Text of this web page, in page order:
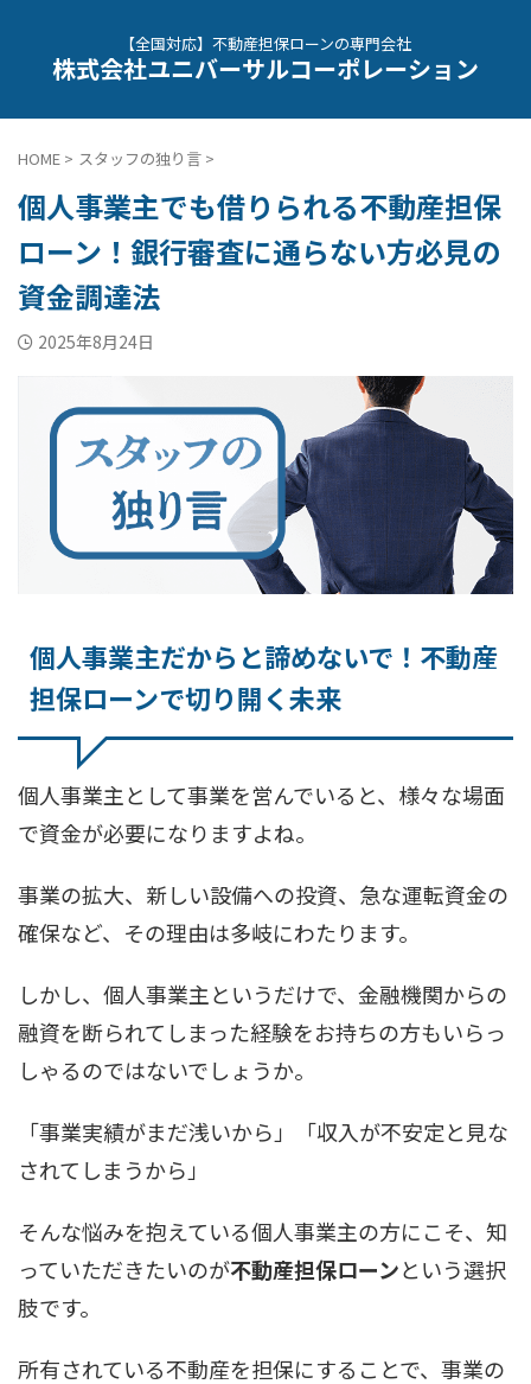
【全国対応】不動産担保ローンの専門会社
株式会社ユニバーサルコーポレーション
HOME > スタッフの独り言 >
個人事業主でも借りられる不動産担保
ローン！銀行審査に通らない方必見の
資金調達法
2025年8月24日
個人事業主だからと諦めないで！不動産
担保ローンで切り開く未来
個人事業主として事業を営んでいると、様々な場面
で資金が必要になりますよね。
事業の拡大、新しい設備への投資、急な運転資金の
確保など、その理由は多岐にわたります。
しかし、個人事業主というだけで、金融機関からの
融資を断られてしまった経験をお持ちの方もいらっ
しゃるのではないでしょうか。
「事業実績がまだ浅いから」「収入が不安定と見な
されてしまうから」
そんな悩みを抱えている個人事業主の方にこそ、知
っていただきたいのが不動産担保ローンという選択
肢です。
所有されている不動産を担保にすることで、事業の